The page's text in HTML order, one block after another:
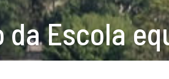
da Escola